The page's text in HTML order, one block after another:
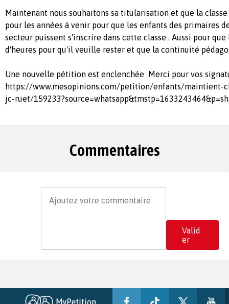
Maintenant nous souhaitons sa titularisation et que la
pour les années à venir pour que les enfants des primaires
secteur puissent s'inscrire dans cette classe . Aussi pour
d'heures pour qu'il veuille rester et que la continuité
Une nouvelle pétition est enclenchée Merci pour vos
https://www.mesopinions.com/petition/enfants/maintient-
jc-ruet/
Commentaires
Valid
er